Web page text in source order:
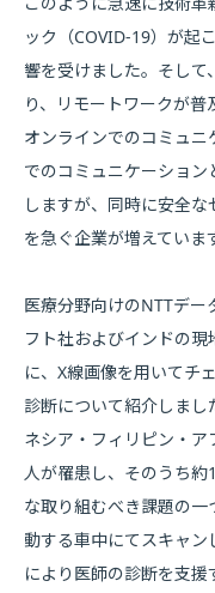
ック（COVID-19）が起
響を受けました。そして
り、リモートワークが
オンラインでのコミュ
でのコミュニケーショ
しますが、同時に安全
を急ぐ企業が増えていま
医療分野向けのNTTデー
フト社およびインドの
に、X線画像を用いてチ
診断について紹介しま
ネシア・フィリピン・
人が罹患し、そのうち
な取り組むべき課題の
動する車中にてスキャ
により医師の診断を支